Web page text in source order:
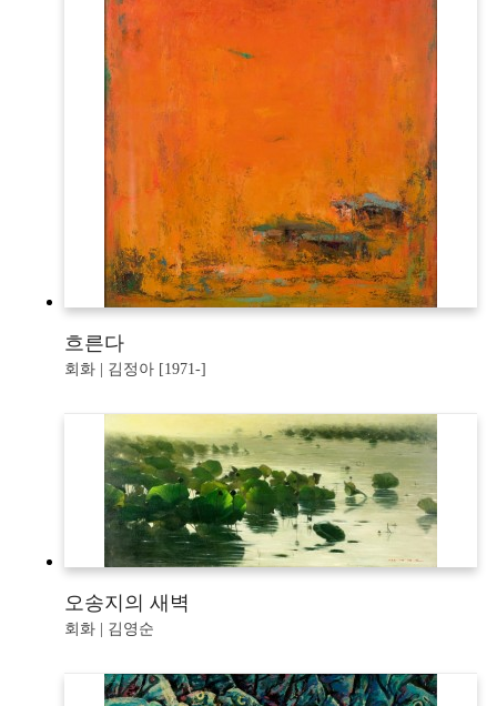
흐른다
회화 | 김정아 [1971-]
오송지의 새벽
회화 | 김영순